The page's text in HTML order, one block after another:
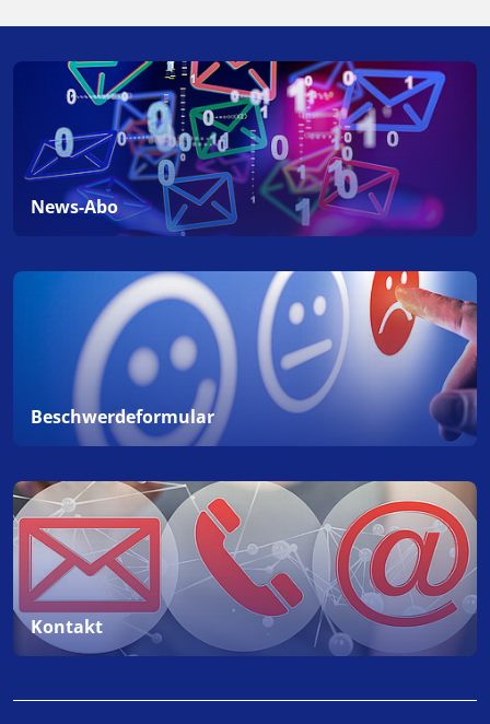
News-Abo
Beschwerdeformular
Kontakt